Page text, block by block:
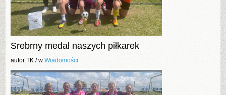
Srebrny medal naszych piłkarek
autor TK /w Wiadomości